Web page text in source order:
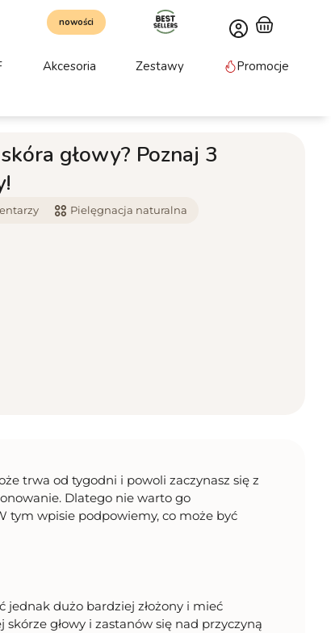
nowości
Akcesoria Zestawy
Promocje
głowy? Poznaj 3
Pielęgnacja naturalna
trwa od tygodni i powoli zaczynasz się z
Dlatego nie warto go
tym wpisie podpowiemy, co może być
jednak dużo bardziej złożony i mieć
głowy i zastanów się nad przyczyną